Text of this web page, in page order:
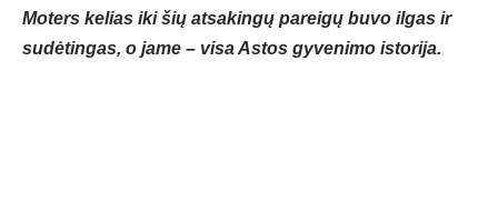
Moters kelias iki šių atsakingų pareigų buvo ilgas ir
sudėtingas, o jame – visa Astos gyvenimo istorija.